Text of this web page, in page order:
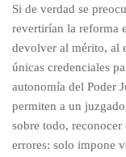
Si de verdad se
revertirían la reforma
devolver al mérito, al
únicas credenciales
autonomía del Poder
permiten a un
sobre todo, reconocer
errores: solo impone